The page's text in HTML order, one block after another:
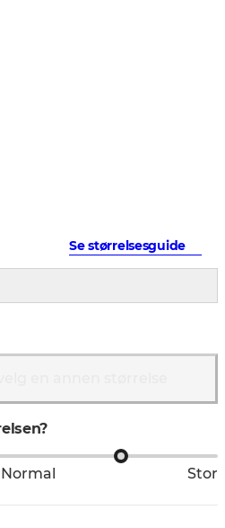
Se størrelsesguide
Normal Stor